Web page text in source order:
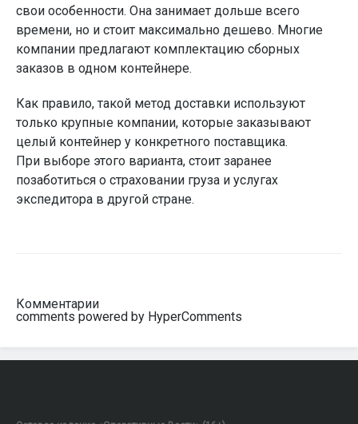
свои особенности. Она занимает дольше всего
времени, но и стоит максимально дешево. Многие
компании предлагают комплектацию сборных
заказов в одном контейнере.
Как правило, такой метод доставки используют
только крупные компании, которые заказывают
целый контейнер у конкретного поставщика.
При выборе этого варианта, стоит заранее
позаботиться о страховании груза и услугах
экспедитора в другой стране.
Комментарии
comments powered by HyperComments